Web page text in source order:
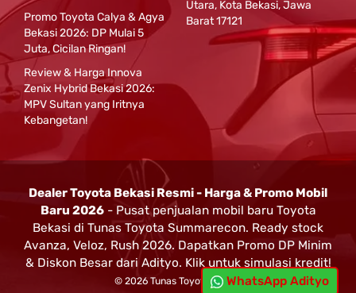
Promo Toyota Calya & Agya
Bekasi 2026: DP Mulai 5
Juta, Cicilan Ringan!
Review & Harga Innova
Zenix Hybrid Bekasi 2026:
MPV Sultan yang Iritnya
Kebangetan!
Utara, Kota Bekasi, Jawa
Barat 17121
Dealer Toyota Bekasi Resmi - Harga & Promo Mobil
Baru 2026- Pusat penjualan mobil baru Toyota
Bekasi di Tunas Toyota Summarecon. Ready stock
Avanza, Veloz, Rush 2026. Dapatkan Promo DP Minim
& Diskon Besar dari Adityo. Klik untuk simulasi kredit!
© 2026 Tunas Toyota BekasiWhatsApp Adityo